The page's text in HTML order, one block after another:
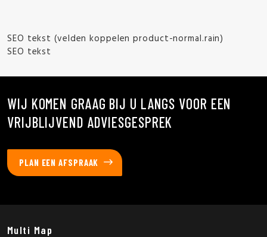
SEO tekst (velden koppelen product-normal.rain)
SEO tekst
WIJ KOMEN GRAAG BIJ U LANGS VOOR EEN
VRIJBLIJVEND ADVIESGESPREK
PLAN EEN AFSPRAAK
Multi Map